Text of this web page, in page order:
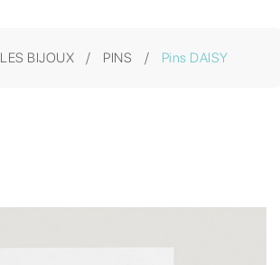
LES BIJOUX PINS Pins DAISY